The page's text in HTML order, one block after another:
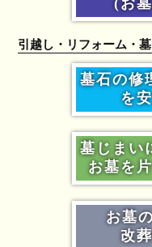
(お
引越し・リフォーム・
墓石の修
を
墓じまい
お墓を
お墓
改